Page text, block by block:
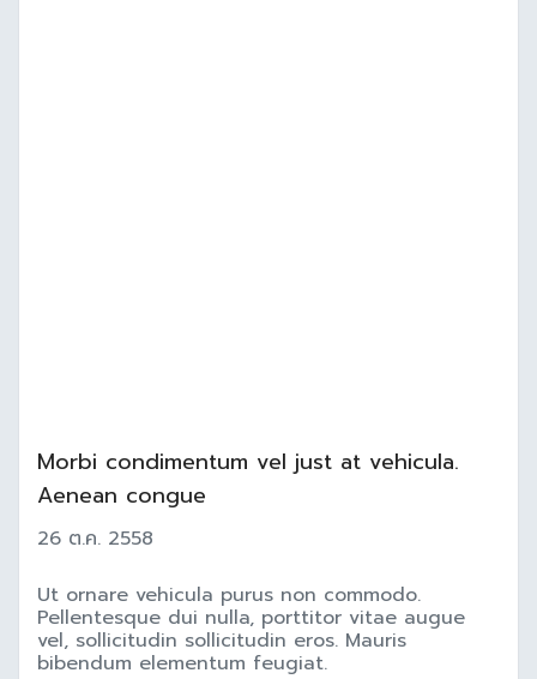
Morbi condimentum vel just at vehicula.
Aenean congue
26 ต.ค. 2558
Ut ornare vehicula purus non commodo.
Pellentesque dui nulla, porttitor vitae augue
vel, sollicitudin sollicitudin eros. Mauris
bibendum elementum feugiat.